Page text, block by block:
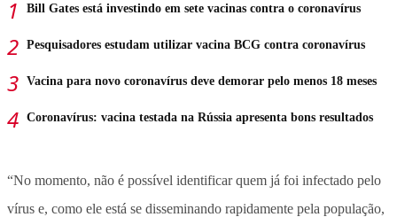
Bill Gates está investindo em sete vacinas contra o coronavírus
Pesquisadores estudam utilizar vacina BCG contra coronavírus
Vacina para novo coronavírus deve demorar pelo menos 18 meses
Coronavírus: vacina testada na Rússia apresenta bons resultados
“No momento, não é possível identificar quem já foi infectado pelo
vírus e, como ele está se disseminando rapidamente pela população,